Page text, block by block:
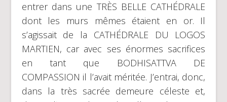
entrer dans une TRÈS BELLE CATHÉDRALE
dont les murs mêmes étaient en or. Il
s’agissait de la CATHÉDRALE DU LOGOS
MARTIEN, car avec ses énormes sacrifices
en tant que BODHISATTVA DE
COMPASSION il l’avait méritée. J’entrai, donc,
dans la très sacrée demeure céleste et,